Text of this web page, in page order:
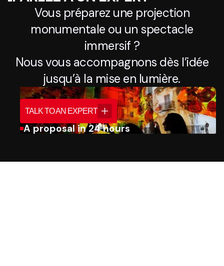
Vous préparez une projection
monumentale ou un spectacle
immersif ?
Nous vous accompagnons dès l’idée
jusqu’à la mise en lumière.
TALK TO AN EXPERT
A proposal in 24 hours